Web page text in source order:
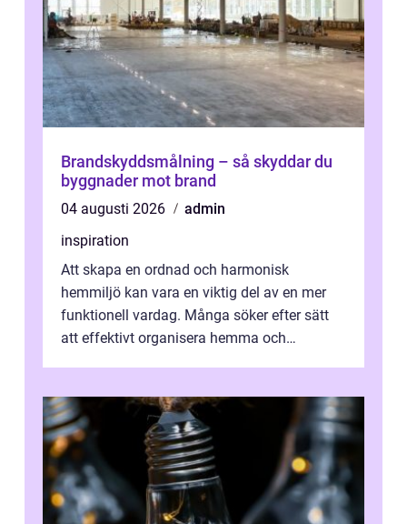
Brandskyddsmålning – så skyddar du
byggnader mot brand
04 augusti 2026
admin
inspiration
Att skapa en ordnad och harmonisk
hemmiljö kan vara en viktig del av en mer
funktionell vardag. Många söker efter sätt
att effektivt organisera hemma och